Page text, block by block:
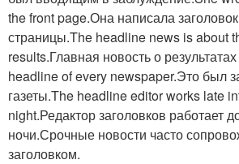
the front page.Она написала
страницы.The headline news is about
results.Главная новость о
headline of every newspaper.Это был
газеты.The headline editor works late
night.Редактор заголовков работает
ночи.Срочные новости часто
заголовком.